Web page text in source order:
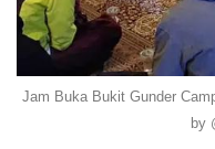
Jam Buka Bukit Gunder
by